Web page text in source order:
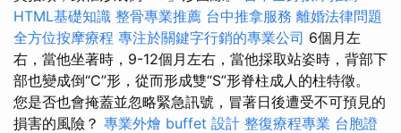
HTML基礎知識 整骨專業推薦 台中推拿服務 離婚法律問題
全方位按摩療程 專注於關鍵字行銷的專業公司 6個月左
右，當他坐著時，9-12個月左右，當他採取站姿時，背部下
部也變成倒“C”形，從而形成雙“S”形脊柱成人的柱特徵。
您是否也會掩蓋並忽略緊急訊號，冒著日後遭受不可預見的
損害的風險？ 專業外燴 buffet 設計 整復療程專業 台胞證